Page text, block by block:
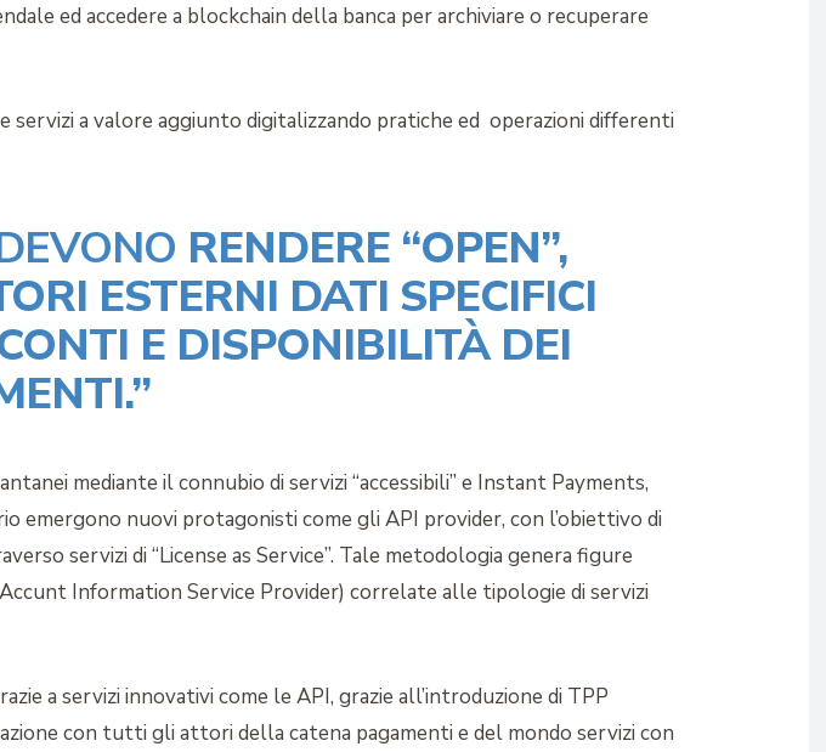
ed accedere a blockchain della banca per archiviare o recuperare
a valore aggiunto digitalizzando pratiche ed operazioni differenti
RENDERE “OPEN”,
ESTERNI DATI SPECIFICI
E DISPONIBILITÀ DEI
mediante il connubio di servizi “accessibili” e Instant Payments,
emergono nuovi protagonisti come gli API provider, con l’obiettivo di
servizi di “License as Service”. Tale metodologia genera figure
Information Service Provider) correlate alle tipologie di servizi
a servizi innovativi come le API, grazie all’introduzione di TPP
con tutti gli attori della catena pagamenti e del mondo servizi con